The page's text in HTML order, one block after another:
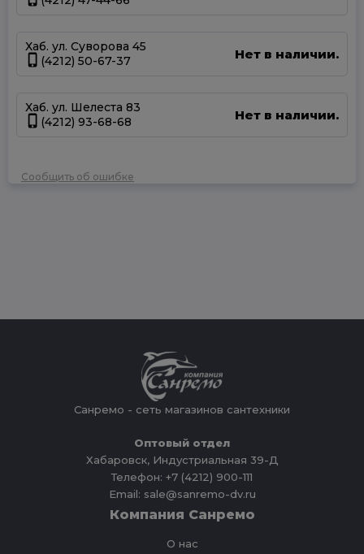
Хаб. ул. Суворова 45
(4212) 50-67-37
Нет в наличии.
Хаб. ул. Шелеста 83
(4212) 93-68-68
Нет в наличии.
Сообщить об ошибке
Санремо - сеть магазинов сантехники
Оптовый отдел
Хабаровск, Индустриальная 39-Д
Телефон: +7 (4212) 900-111
Email: sale@sanremo-dv.ru
Компания Санремо
О нас